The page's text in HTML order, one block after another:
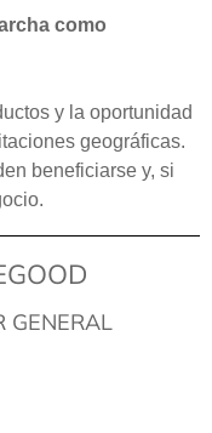
como
y la oportunidad
geográficas.
beneficiarse y, si
GENERAL